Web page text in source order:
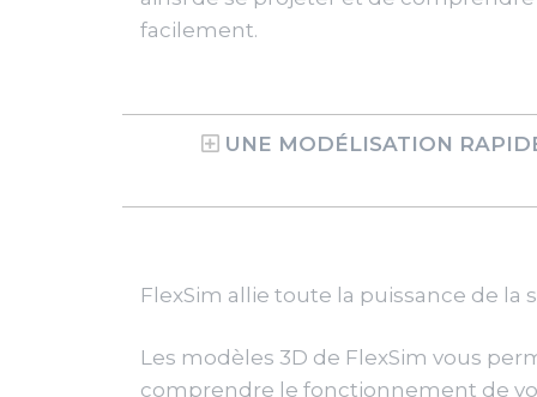
facilement.
UNE MODÉLISATION
FlexSim allie toute la puissance de
Les modèles 3D de FlexSim vous
comprendre le fonctionnement de